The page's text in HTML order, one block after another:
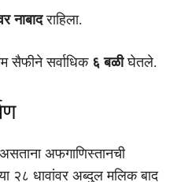
नाबादराहिला.
सैफीने सर्वाधिक ६ बळीघेतले.
अफगाणिस्तानची
२८ धावांवर अब्दुल मलिक बाद